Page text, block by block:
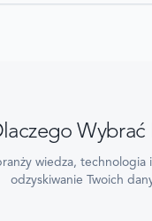
Wybrać
wiedza, technologia
odzyskiwanie Twoich